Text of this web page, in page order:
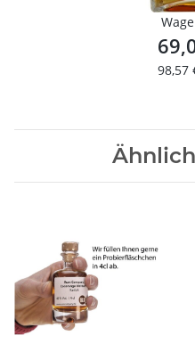
98,57